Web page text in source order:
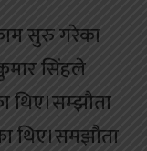
सुरु गरेका
सिंहले
थिए।सम्झौता
थिए।समझौता